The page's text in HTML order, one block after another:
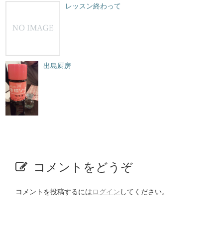
レッスン終わって
出島厨房
コメントをどうぞ
コメントを投稿するにはログイン してください。